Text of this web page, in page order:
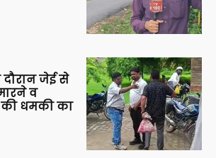
जेई से
व
की धमकी का